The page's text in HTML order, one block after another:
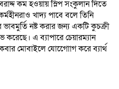
কম হওয়ায় স্লিপ সংকুলান দিতে
খাদ্য পাবে বলে তিনি
নষ্ট করার জন্য একটি কুচক্রী
করেছে। এ ব্যাপারে চেয়ারম্যান
মোবাইলে যোগােোগ করে ব্যার্থ